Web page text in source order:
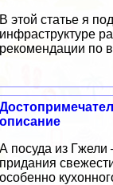
В этой статье я
инфраструктуре
рекомендации по
описание
А посуда из Гжели
придания
особенно